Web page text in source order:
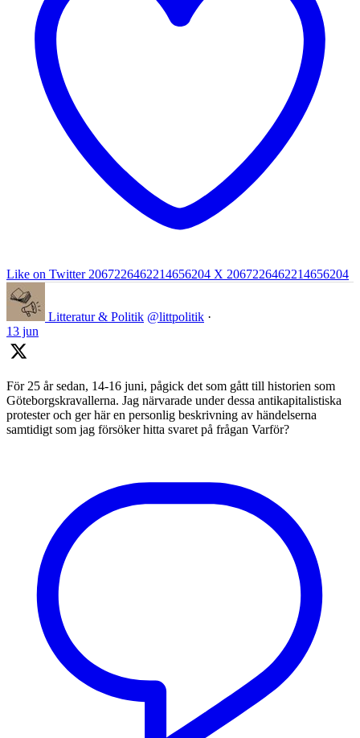
Like on Twitter 2067226462214656204 X 2067226462214656204
Litteratur & Politik @littpolitik ·
13 jun
För 25 år sedan, 14-16 juni, pågick det som gått till historien som
Göteborgskravallerna. Jag närvarade under dessa antikapitalistiska
protester och ger här en personlig beskrivning av händelserna
samtidigt som jag försöker hitta svaret på frågan Varför?